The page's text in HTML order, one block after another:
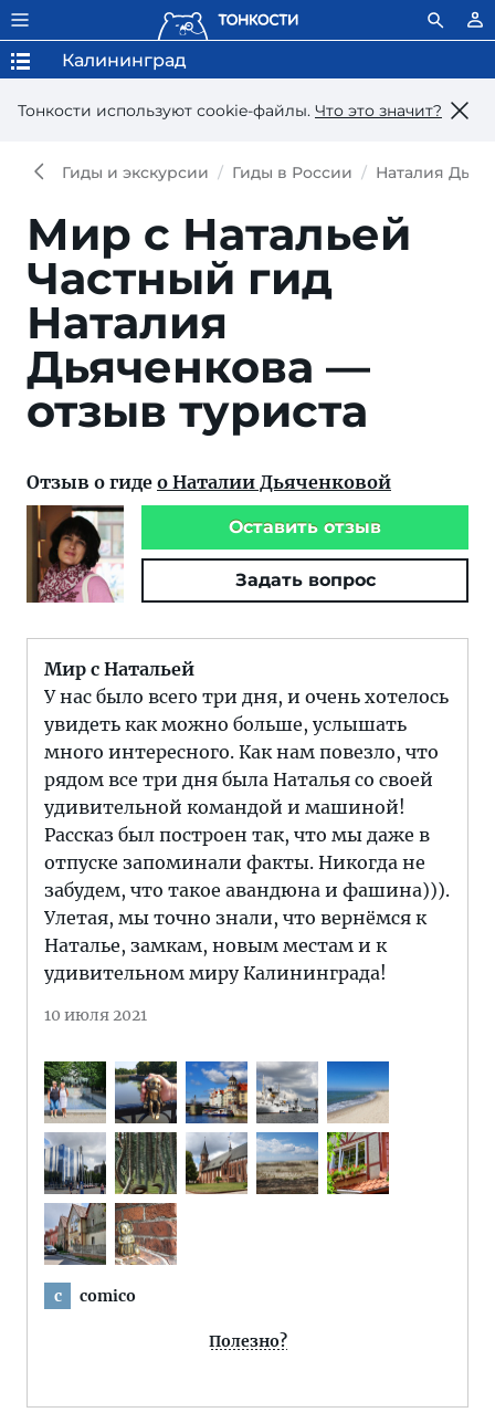
Тонкости используют сookie-файлы. Что это значит?
Калининград
Гиды и экскурсии Гиды в России Наталия
Мир с Натальей
Частный гид
Наталия
Дьяченкова —
отзыв туриста
Отзыв о гиде о Наталии Дьяченковой
Оставить отзыв
Задать вопрос
Мир с Натальей
У нас было всего три дня, и очень хотелось
увидеть как можно больше, услышать
много интересного. Как нам повезло, что
рядом все три дня была Наталья со своей
удивительной командой и машиной!
Рассказ был построен так, что мы даже в
отпуске запоминали факты. Никогда не
забудем, что такое авандюна и фашина))).
Улетая, мы точно знали, что вернёмся к
Наталье, замкам, новым местам и к
удивительном миру Калининграда!
10 июля 2021
c comico
Полезно?